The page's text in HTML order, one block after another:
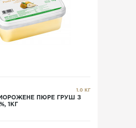
1.0 КГ
ПЮРЕ ГРУШ З
1КГ